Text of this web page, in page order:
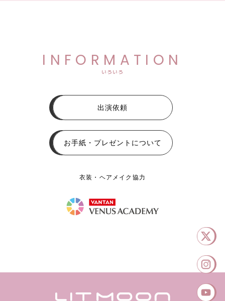
INFORMATION
いろいろ
出演依頼
お手紙・プレゼントについて
衣装・ヘアメイク協力